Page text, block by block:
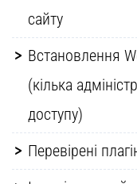
сайту
Встановлення
(кілька
доступу)
Перевірені